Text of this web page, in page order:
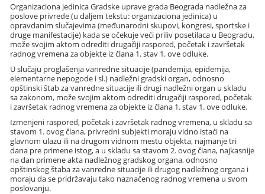
Organizaciona jedinica Gradske uprave grada Beograda nadležna za
poslove privrede (u daljem tekstu: organizaciona jedinica) u
opravdanim slučajevima (međunarodni skupovi, kongresi, sportske i
druge manifestacije) kada se očekuje veći priliv posetilaca u Beogradu,
može svojim aktom odrediti drugačiji raspored, početak i završetak
radnog vremena za objekte iz člana 1. stav 1. ove odluke.
U slučaju proglašenja vanredne situacije (pandemija, epidemija,
elementarne nepogode i sl.) nadležni gradski organ, odnosno
opštinski štab za vanredne situacije ili drugi nadležni organ u skladu
sa zakonom, može svojim aktom odrediti drugačiji raspored, početak
i završetak radnog vremena za objekte iz člana 1. stav 1. ove odluke.
Izmenjeni raspored, početak i završetak radnog vremena, u skladu sa
stavom 1. ovog člana, privredni subjekti moraju vidno istaći na
glavnom ulazu ili na drugom vidnom mestu objekta, najmanje tri
dana pre primene istog, a u skladu sa stavom 2. ovog člana, najkasnije
na dan primene akta nadležnog gradskog organa, odnosno
opštinskog štaba za vanredne situacije ili drugog nadležnog organa i
moraju da se pridržavaju tako naznačenog radnog vremena u svom
poslovanju.